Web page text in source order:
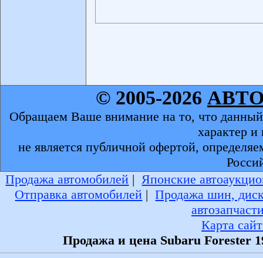
© 2005-2026
Обращаем Ваше внимание на то, что
характер
не является публичной офертой,
Продажа автомобилей | Японские
Отправка автомобилей |Продажа шин,
Карта
Продажа и цена Subaru Forester